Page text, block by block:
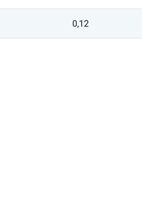
0,12